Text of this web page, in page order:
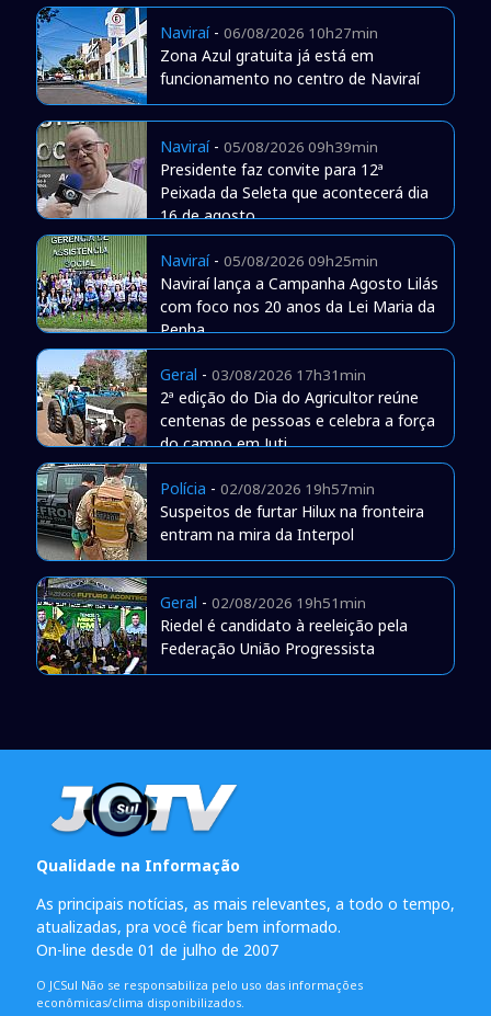
Naviraí- 06/08/2026 10h27min
Zona Azul gratuita já está em
funcionamento no centro de Naviraí
Naviraí- 05/08/2026 09h39min
Presidente faz convite para 12ª
Peixada da Seleta que acontecerá dia
16 de agosto
Naviraí- 05/08/2026 09h25min
Naviraí lança a Campanha Agosto Lilás
com foco nos 20 anos da Lei Maria da
Penha
Geral - 03/08/2026 17h31min
2ª edição do Dia do Agricultor reúne
centenas de pessoas e celebra a força
do campo em Juti
Polícia - 02/08/2026 19h57min
Suspeitos de furtar Hilux na fronteira
entram na mira da Interpol
Geral - 02/08/2026 19h51min
Riedel é candidato à reeleição pela
Federação União Progressista
Qualidade na Informação
As principais notícias, as mais relevantes, a todo o tempo,
atualizadas, pra você ficar bem informado.
On-line desde 01 de julho de 2007
O JCSul Não se responsabiliza pelo uso das informações
econômicas/clima disponibilizados.